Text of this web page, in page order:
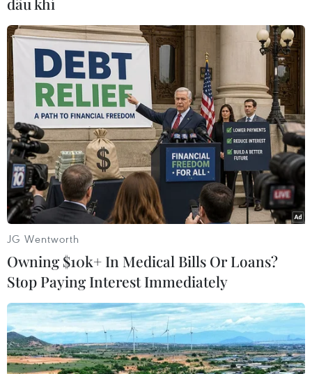
Mỹ lo ngại kế hoạch phóng thích tù nhân
của Afghanistan
11/01/2014 03:49
Mỹ bày tỏ quan ngại về quyết định của Afghanistan
JG Wentworth
Owning $10k+ In Medical Bills Or Loans?
Stop Paying Interest Immediately